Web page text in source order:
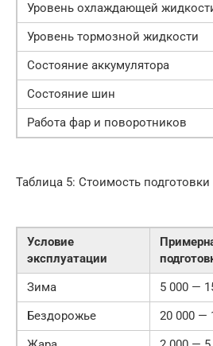
Уровень охлаждающей
Уровень тормозной жидкости
Состояние аккумулятора
Состояние шин
Работа фар и поворотников
Таблица 5: Стоимость
Условие
эксплуатации
Зима
5 000 —
Бездорожье
20 000 —